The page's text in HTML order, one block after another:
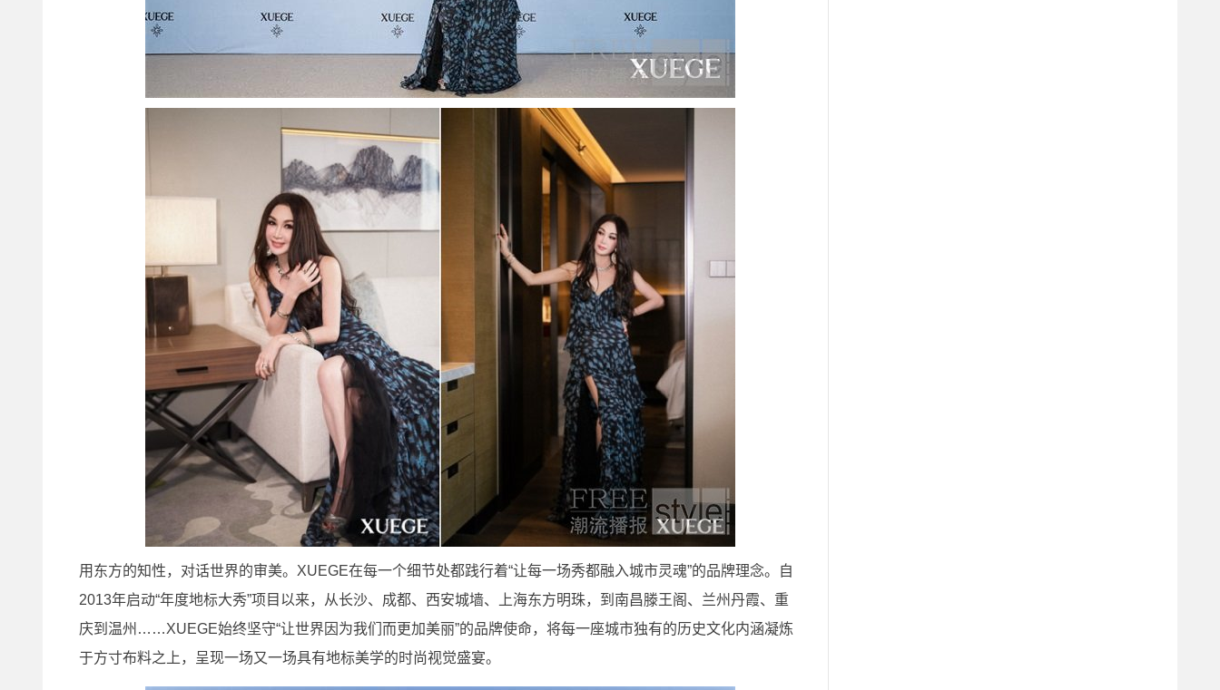
用东方的知性，对话世界的审美。XUEGE在每一个细节处都践行着“让每一场秀都融入城市灵魂”的品牌理念。自
2013年启动“年度地标大秀”项目以来，从长沙、成都、西安城墙、上海东方明珠，到南昌滕王阁、兰州丹霞、重
庆到温州……XUEGE始终坚守“让世界因为我们而更加美丽”的品牌使命，将每一座城市独有的历史文化内涵凝炼
于方寸布料之上，呈现一场又一场具有地标美学的时尚视觉盛宴。